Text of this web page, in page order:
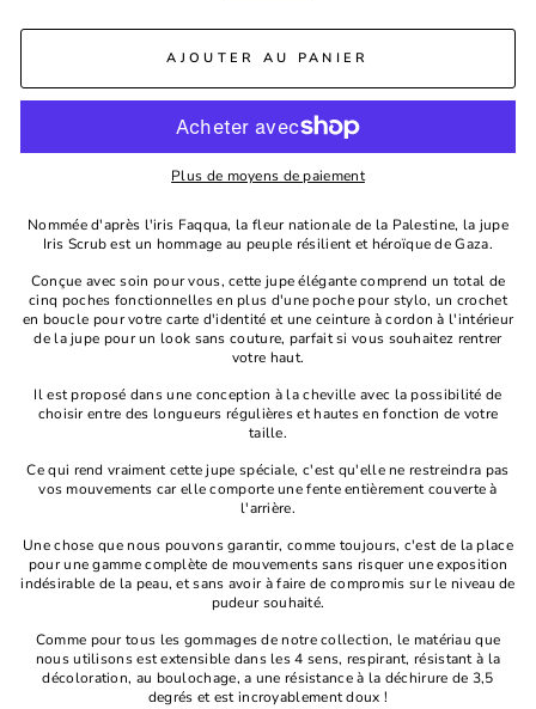
AJOUTER AU PANIER
Plus de moyens de paiement
Nommée d'après l'iris Faqqua, la fleur nationale de la Palestine, la jupe
Iris Scrub est un hommage au peuple résilient et héroïque de Gaza.
Conçue avec soin pour vous, cette jupe élégante comprend un total de
cinq poches fonctionnelles en plus d'une poche pour stylo, un crochet
en boucle pour votre carte d'identité et une ceinture à cordon à l'intérieur
de la jupe pour un look sans couture, parfait si vous souhaitez rentrer
votre haut.
Il est proposé dans une conception à la cheville avec la possibilité de
choisir entre des longueurs régulières et hautes en fonction de votre
taille.
Ce qui rend vraiment cette jupe spéciale, c'est qu'elle ne restreindra pas
vos mouvements car elle comporte une fente entièrement couverte à
l'arrière.
Une chose que nous pouvons garantir, comme toujours, c'est de la place
pour une gamme complète de mouvements sans risquer une exposition
indésirable de la peau, et sans avoir à faire de compromis sur le niveau de
pudeur souhaité.
Comme pour tous les gommages de notre collection, le matériau que
nous utilisons est extensible dans les 4 sens, respirant, résistant à la
décoloration, au boulochage, a une résistance à la déchirure de 3,5
degrés et est incroyablement doux !